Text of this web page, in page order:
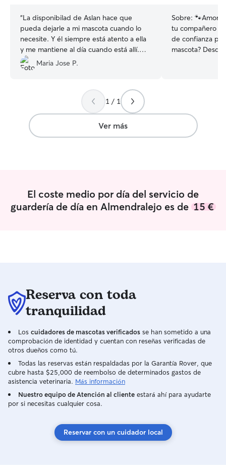
“La disponibilad de Aslan hace que
pueda dejarle a mi mascota cuando lo
necesite. Y él siempre está atento a ella
y me mantiene al día cuando está allí.
Muchas gracias Aslan.
Maria Jose P.
Sobre: 🐾Amor,
tu compañero
de confianza
mascota?
feliz y en
animales no es
placer! Cuento con el tiempo y la
Por lo que
atención sin
1 / 1
Ver más
El coste medio por día del servicio de
guardería de día en Almendralejo es de 15 €
Reserva con toda
tranquilidad
Los cuidadores de mascotas verificados se han sometido a una
comprobación de identidad y cuentan con reseñas verificadas de
otros dueños como tú.
Todas las reservas están respaldadas por la Garantía Rover, que
cubre hasta $25,000 de reembolso de determinados gastos de
asistencia veterinaria. Más información
Nuestro equipo de Atención al cliente estará ahí para ayudarte
por si necesitas cualquier cosa.
Reservar con un cuidador local